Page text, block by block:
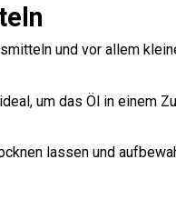
und vor allem
um das Öl in einem
lassen und